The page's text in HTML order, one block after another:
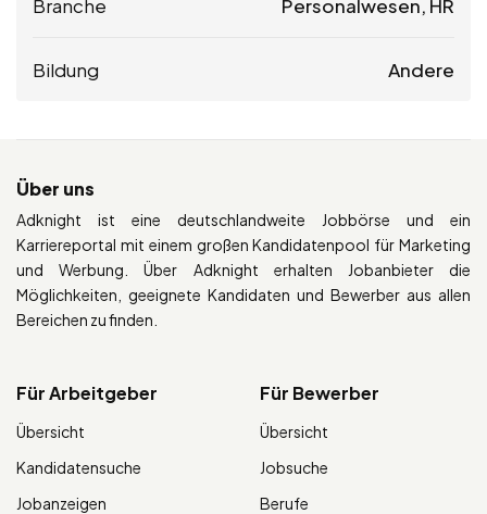
Branche Personalwesen, HR
Bildung Andere
Über uns
Adknight ist eine deutschlandweite Jobbörse und ein
Karriereportal mit einem großen Kandidatenpool für Marketing
und Werbung. Über Adknight erhalten Jobanbieter die
Möglichkeiten, geeignete Kandidaten und Bewerber aus allen
Bereichen zu finden.
Für Arbeitgeber
Übersicht
Kandidatensuche
Jobanzeigen
Für Bewerber
Übersicht
Jobsuche
Berufe